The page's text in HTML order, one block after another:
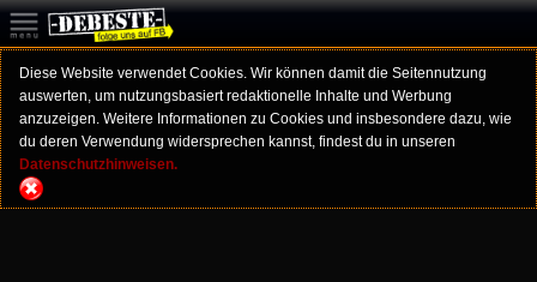
Diese Website verwendet Cookies. Wir können damit die Seitennutzung
auswerten, um nutzungsbasiert redaktionelle Inhalte und Werbung
anzuzeigen. Weitere Informationen zu Cookies und insbesondere dazu, wie
du deren Verwendung widersprechen kannst, findest du in unseren
Datenschutzhinweisen.